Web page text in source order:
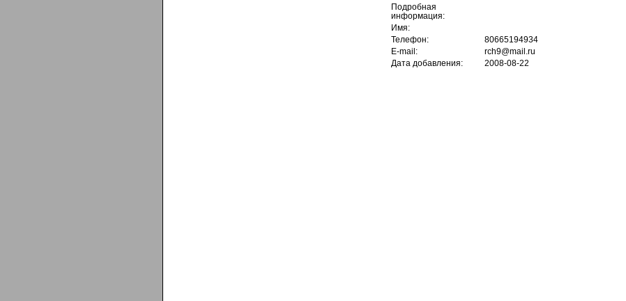
Подробная
информация:
Имя:
Телефон:
80665194934
E-mail:
rch9@mail.ru
Дата добавления:
2008-08-22